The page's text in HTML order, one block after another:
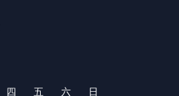
四 五 六 日